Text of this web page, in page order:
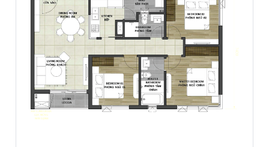
Căn hộ 3PN D-Homme
- Diện tích xây dựng: 90.69 m²
- Diện tích sử dụng 81.82 m²